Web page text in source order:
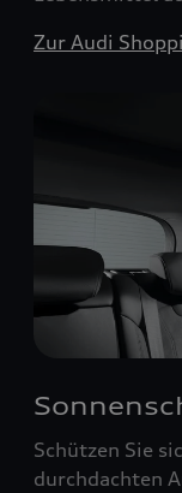
Zur Audi
Schützen Sie
durchdachten